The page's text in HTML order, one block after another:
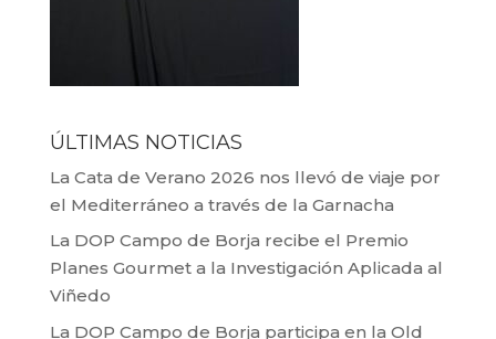
ÚLTIMAS NOTICIAS
La Cata de Verano 2026 nos llevó de viaje por
el Mediterráneo a través de la Garnacha
La DOP Campo de Borja recibe el Premio
Planes Gourmet a la Investigación Aplicada al
Viñedo
La DOP Campo de Borja participa en la Old